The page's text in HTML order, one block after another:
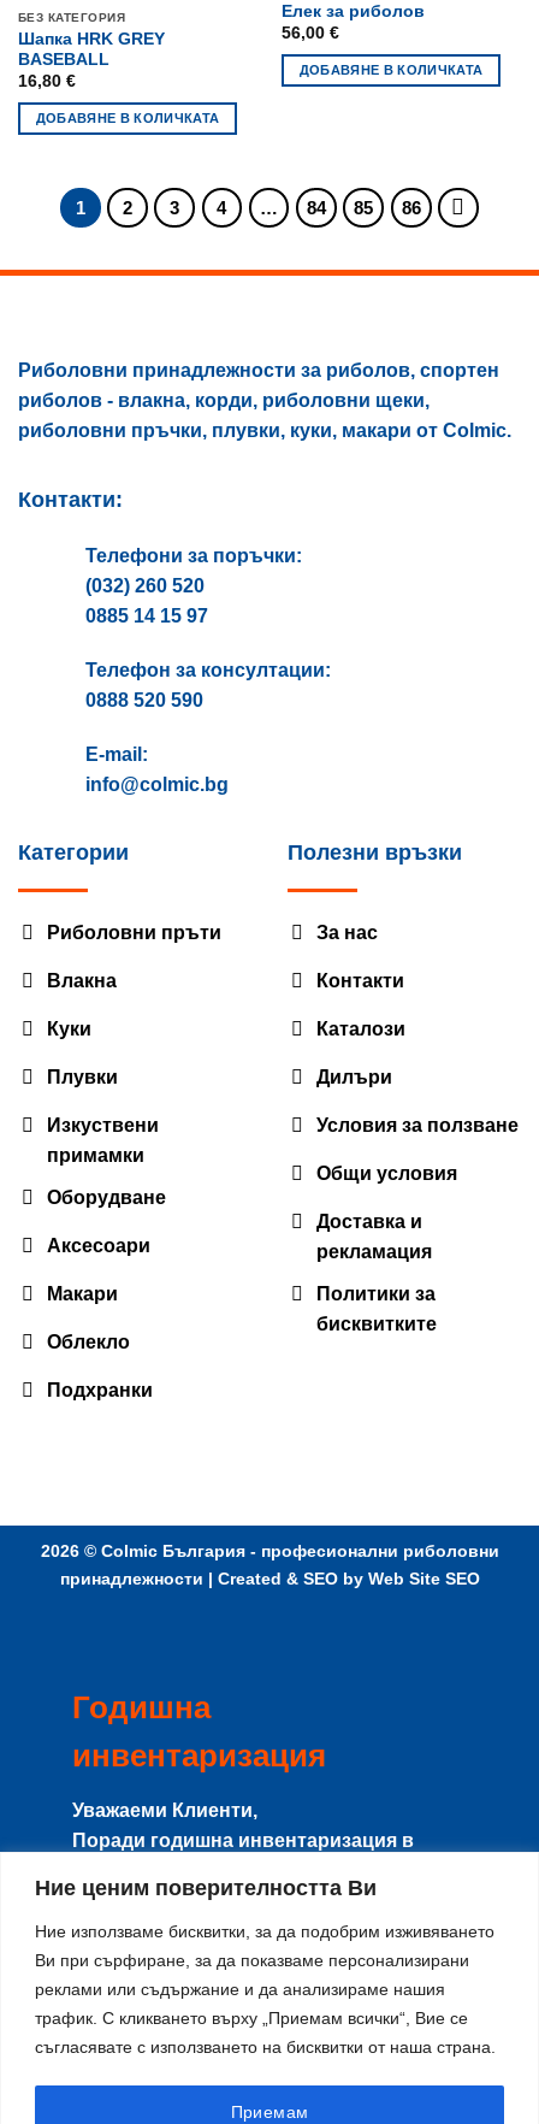
Ние ценим поверителността Ви
Ние използваме бисквитки, за да подобрим изживяването
Ви при сърфиране, за да показваме персонализирани
реклами или съдържание и да анализираме нашия
трафик. С кликването върху „Приемам всички“, Вие се
съгласявате с използването на бисквитки от наша страна.
Приемам
The
options
may
be
chosen
product
БЕЗ КАТЕГОРИЯ
Шапка HRK GREY
BASEBALL
16,80 €
ДОБАВЯНЕ В КОЛИЧКАТА
Елек за риболов
56,00 €
ДОБАВЯНЕ В КОЛИЧКАТА
1 2 3 4 … 84 85 86
Риболовни принадлежности за риболов, спортен
риболов - влакна, корди, риболовни щеки,
риболовни пръчки, плувки, куки, макари от Colmic.
Контакти:
Телефони за поръчки:
(032) 260 520
0885 14 15 97
Телефон за консултации:
0888 520 590
E-mail:
info@colmic.bg
Категории
Риболовни пръти
Влакна
Куки
Плувки
Изкуствени
примамки
Оборудване
Аксесоари
Макари
Облекло
Подхранки
Полезни връзки
За нас
Контакти
Каталози
Дилъри
Условия за ползване
Общи условия
Доставка и
рекламация
Политики за
бисквитките
2026 © Colmic България - професионални риболовни
принадлежности | Created & SEO by Web Site SEO
Годишна
инвентаризация
Уважаеми Клиенти,
Поради годишна инвентаризация в
няма да работят с клиенти, и няма да се
изпращат поръчки.
Направените поръчки в този период ще
се изпращат от17-ти Августпо реда на
тяхното получаване.
Благодарим за разбирането и се
извиняваме за причиненото